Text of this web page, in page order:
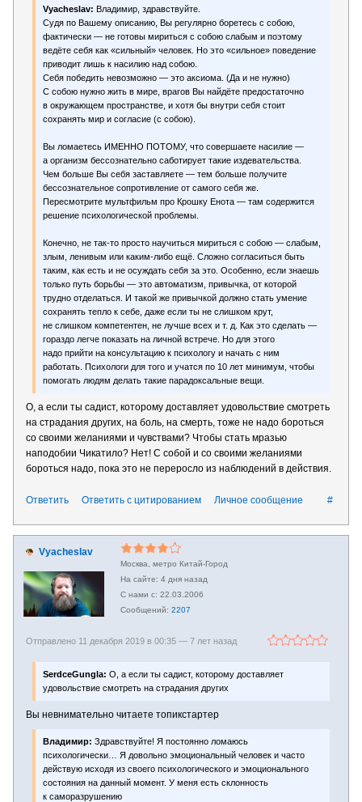
Vyacheslav: Владимир, здравствуйте.
Судя по Вашему описанию, Вы регулярно боретесь с собою,
фактически — не готовы мириться с собою слабым и поэтому
ведёте себя как «сильный» человек. Но это «сильное» поведение
приводит лишь к насилию над собою.
Себя победить невозможно — это аксиома. (Да и не нужно)
С собою нужно жить в мире, врагов Вы найдёте предостаточно
в окружающем пространстве, и хотя бы внутри себя стоит
сохранять мир и согласие (с собою).
Вы ломаетесь ИМЕННО ПОТОМУ, что совершаете насилие —
а организм бессознательно саботирует такие издевательства.
Чем больше Вы себя заставляете — тем больше получите
бессознательное сопротивление от самого себя же.
Пересмотрите мультфильм про Крошку Енота — там содержится
решение психологической проблемы.
Конечно, не так-то просто научиться мириться с собою — слабым,
злым, ленивым или каким-либо ещё. Сложно согласиться быть
таким, как есть и не осуждать себя за это. Особенно, если знаешь
только путь борьбы — это автоматизм, привычка, от которой
трудно отделаться. И такой же привычкой должно стать умение
сохранять тепло к себе, даже если ты не слишком крут,
не слишком компетентен, не лучше всех и т. д. Как это сделать —
гораздо легче показать на личной встрече. Но для этого
надо прийти на консультацию к психологу и начать с ним
работать. Психологи для того и учатся по 10 лет минимум, чтобы
помогать людям делать такие парадоксальные вещи.
О, а если ты садист, которому доставляет удовольствие смотреть
на страдания других, на боль, на смерть, тоже не надо бороться
со своими желаниями и чувствами? Чтобы стать мразью
наподобии Чикатило? Нет! С собой и со своими желаниями
бороться надо, пока это не переросло из наблюдений в действия.
#
Ответить Ответить с цитированием Личное сообщение
Vyacheslav
Москва, метро Китай-Город
4 дня назад
22.03.2006
2207
Отправлено 11 декабря 2019 в 00:35 — 7 лет назад
SerdceGungla: О, а если ты садист, которому доставляет
удовольствие смотреть на страдания других
Вы невнимательно читаете топикстартер
Владимир: Здравствуйте! Я постоянно ломаюсь
психологически… Я довольно эмоциональный человек и часто
действую исходя из своего психологического и эмоционального
состояния на данный момент. У меня есть склонность
к саморазрушению